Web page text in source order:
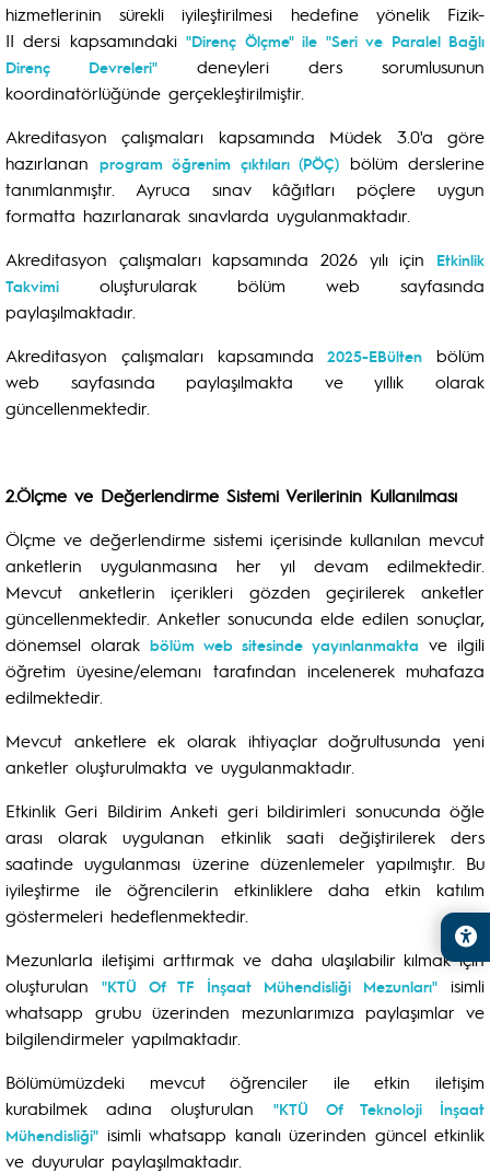
hizmetlerinin sürekli iyileştirilmesi hedefine yönelik Fizik-
II dersi kapsamındaki"Direnç Ölçme" ile "Seri ve Paralel Bağlı
Direnç Devreleri" deneyleri ders sorumlusunun
koordinatörlüğünde gerçekleştirilmiştir.
Akreditasyon çalışmaları kapsamında Müdek 3.0'a göre
hazırlanan
program öğrenim çıktıları (PÖÇ) bölüm derslerine
tanımlanmıştır. Ayruca sınav kâğıtları pöçlere uygun
formatta hazırlanarak sınavlarda uygulanmaktadır.
Akreditasyon çalışmaları kapsamında 2026 yılı için
Etkinlik
Takvimi oluşturularak bölüm web sayfasında
paylaşılmaktadır.
Akreditasyon çalışmaları kapsamında2025-EBülten bölüm
web sayfasında paylaşılmakta ve yıllık olarak
güncellenmektedir.
2.Ölçme ve Değerlendirme Sistemi Verilerinin Kullanılması
Ölçme ve değerlendirme sistemi içerisinde kullanılan mevcut
anketlerin uygulanmasına her yıl devam edilmektedir.
Mevcut anketlerin içerikleri gözden geçirilerek anketler
güncellenmektedir. Anketler sonucunda elde edilen sonuçlar,
dönemsel olarak bölüm web sitesinde yayınlanmakta ve ilgili
öğretim üyesine/elemanı tarafından incelenerek muhafaza
edilmektedir.
Mevcut anketlere ek olarak ihtiyaçlar doğrultusunda yeni
anketler oluşturulmakta ve uygulanmaktadır.
Etkinlik Geri Bildirim Anketi geri bildirimleri sonucunda öğle
arası olarak uygulanan etkinlik saati değiştirilerek ders
saatinde uygulanması üzerine düzenlemeler yapılmıştır. Bu
iyileştirme ile öğrencilerin etkinliklere daha etkin katılım
göstermeleri hedeflenmektedir.
Mezunlarla iletişimi arttırmak ve daha ulaşılabilir kılmak için
oluşturulan "KTÜ Of TF İnşaat Mühendisliği Mezunları" isimli
whatsapp grubu üzerinden mezunlarımıza paylaşımlar ve
bilgilendirmeler yapılmaktadır.
Bölümümüzdeki mevcut öğrenciler ile etkin iletişim
kurabilmek adına oluşturulan
"KTÜ Of Teknoloji İnşaat
Mühendisliği" isimli whatsapp kanalı üzerinden güncel etkinlik
ve duyurular paylaşılmaktadır.